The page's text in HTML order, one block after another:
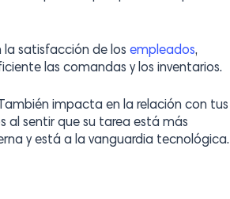
satisfacción de los empleados,
las comandas y los inventarios.
impacta en la relación con tus
al sentir que su tarea está más
y está a la vanguardia tecnológica.